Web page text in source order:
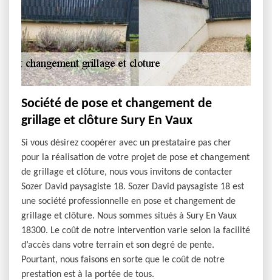
Société de pose et changement de
grillage et clôture Sury En Vaux
Si vous désirez coopérer avec un prestataire pas cher
pour la réalisation de votre projet de pose et changement
de grillage et clôture, nous vous invitons de contacter
Sozer David paysagiste 18. Sozer David paysagiste 18 est
une société professionnelle en pose et changement de
grillage et clôture. Nous sommes situés à Sury En Vaux
18300. Le coût de notre intervention varie selon la facilité
d’accès dans votre terrain et son degré de pente.
Pourtant, nous faisons en sorte que le coût de notre
prestation est à la portée de tous.